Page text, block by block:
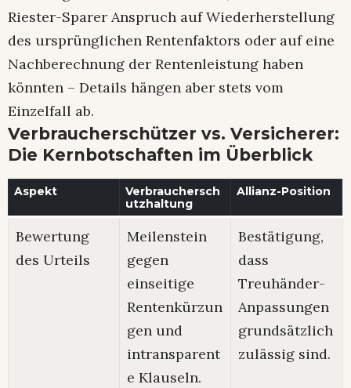
Riester-Sparer Anspruch auf Wiederherstellung
des ursprünglichen Rentenfaktors oder auf eine
Nachberechnung der Rentenleistung haben
könnten – Details hängen aber stets vom
Einzelfall ab.
Verbraucherschützer vs. Versicherer:
Die Kernbotschaften im Überblick
Aspekt
Verbrauchersch
utzhaltung
Allianz-Position
Bewertung
des Urteils
Meilenstein
gegen
einseitige
Rentenkürzun
gen und
intransparent
e Klauseln.
Bestätigung,
dass
Treuhänder-
Anpassungen
grundsätzlich
zulässig sind.